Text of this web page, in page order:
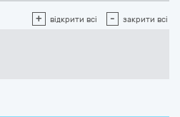
+ відкрити всі - закрити всі